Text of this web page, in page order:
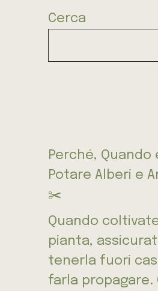
Cerca
Perché, Quando
Potare Alberi e
✂️
Quando
pianta,
tenerla fuori
farla propagare.